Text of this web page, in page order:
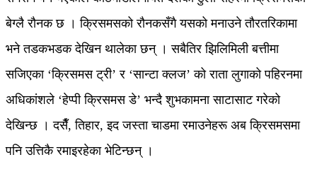
बेग्लै रौनक छ । क्रिसमसको रौनकसँगै यसको मनाउने तौरतरिकामा
भने तडकभडक देखिन थालेका छन् । सबैतिर झिलिमिली बत्तीमा
सजिएका ‘क्रिसमस ट्री’ र ‘सान्टा क्लज’ को राता लुगाको पहिरनमा
अधिकांशले ‘हेप्पी क्रिसमस डे’ भन्दै शुभकामना साटासाट गरेको
देखिन्छ । दसैँ, तिहार, इद जस्ता चाडमा रमाउनेहरू अब क्रिसमसमा
पनि उत्तिकै रमाइरहेका भेटिन्छन् ।